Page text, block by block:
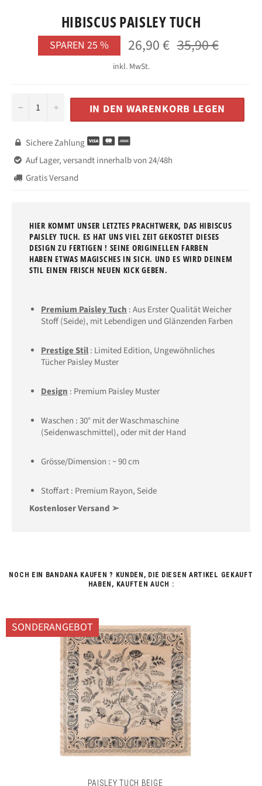
HIBISCUS PAISLEY TUCH
SPAREN 25 % 26,90 € Normaler
Preis
35,90 €
inkl. MwSt.
− + IN DEN WARENKORB LEGEN
 Sichere Zahlung
 Auf Lager, versandt innerhalb von 24/48h
 Gratis Versand
HIER KOMMT UNSER LETZTES PRACHTWERK, DAS HIBISCUS
PAISLEY TUCH. ES HAT UNS VIEL ZEIT GEKOSTET DIESES
DESIGN ZU FERTIGEN ! SEINE ORIGINELLEN FARBEN
HABEN ETWAS MAGISCHES IN SICH. UND ES WIRD DEINEM
STIL EINEN FRISCH NEUEN KICK GEBEN.
Premium Paisley Tuch : Aus Erster Qualität Weicher
Stoff (Seide), mit Lebendigen und Glänzenden Farben
Prestige Stil: Limited Edition, Ungewöhnliches
Tücher Paisley Muster
Design : Premium Paisley Muster
Waschen : 30° mit der Waschmaschine
(Seidenwaschmittel), oder mit der Hand
Grösse/Dimension :~ 90cm
Stoffart : PremiumRayon, Seide
Kostenloser Versand ➢
NOCH EIN BANDANA KAUFEN ? KUNDEN, DIE DIESEN ARTIKEL GEKAUFT
HABEN, KAUFTEN AUCH :
PAISLEY TUCH BEIGE
SONDERANGEBOT